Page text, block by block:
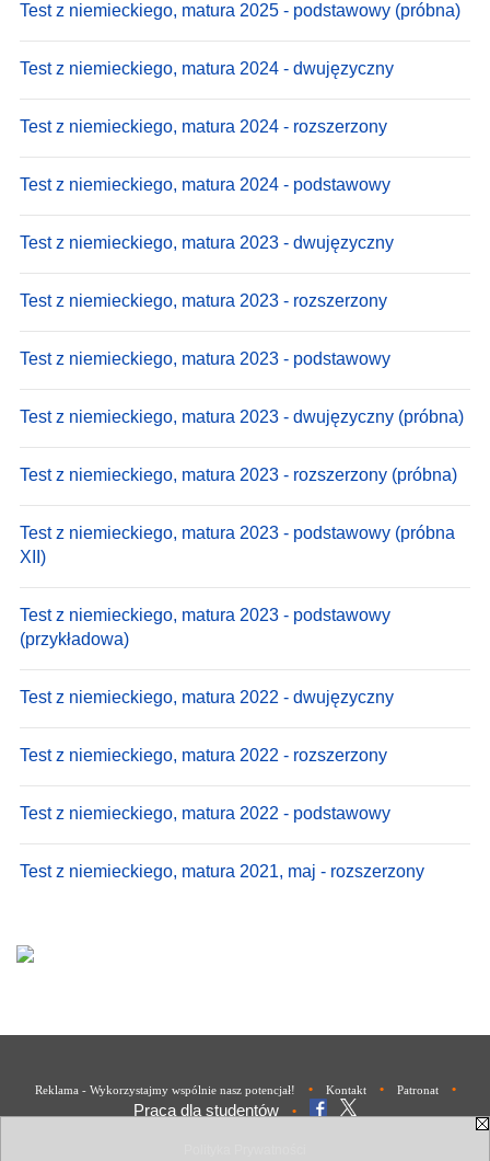
Test z niemieckiego, matura 2025 - podstawowy (próbna)
Test z niemieckiego, matura 2024 - dwujęzyczny
Test z niemieckiego, matura 2024 - rozszerzony
Test z niemieckiego, matura 2024 - podstawowy
Test z niemieckiego, matura 2023 - dwujęzyczny
Test z niemieckiego, matura 2023 - rozszerzony
Test z niemieckiego, matura 2023 - podstawowy
Test z niemieckiego, matura 2023 - dwujęzyczny (próbna)
Test z niemieckiego, matura 2023 - rozszerzony (próbna)
Test z niemieckiego, matura 2023 - podstawowy (próbna
XII)
Test z niemieckiego, matura 2023 - podstawowy
(przykładowa)
Test z niemieckiego, matura 2022 - dwujęzyczny
Test z niemieckiego, matura 2022 - rozszerzony
Test z niemieckiego, matura 2022 - podstawowy
Test z niemieckiego, matura 2021, maj - rozszerzony
Reklama - Wykorzystajmy wspólnie nasz potencjał! • Kontakt • Patronat •
Praca dla studentów •